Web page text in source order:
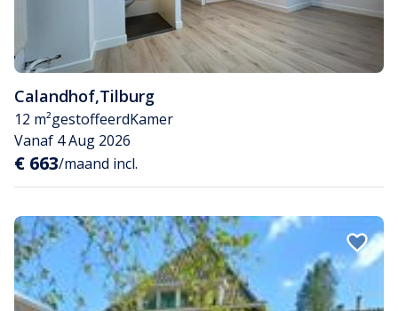
Calandhof,Tilburg
12 m²gestoffeerdKamer
Vanaf 4 Aug 2026
€ 663/maand incl.